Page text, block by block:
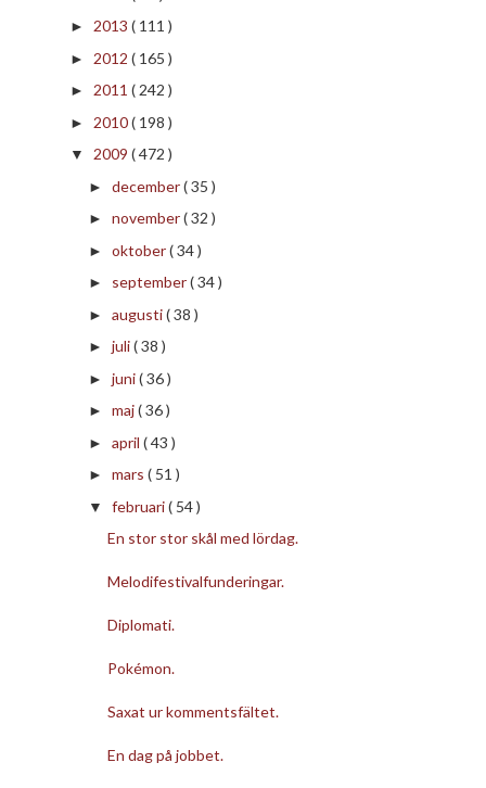
► 2013 ( 111 )
► 2012 ( 165 )
► 2011 ( 242 )
► 2010( 198 )
▼ 2009 ( 472 )
► december( 35 )
► november( 32 )
► oktober( 34 )
► september( 34 )
► augusti( 38 )
► juli( 38 )
► juni( 36 )
► maj( 36 )
► april ( 43 )
► mars ( 51 )
▼ februari( 54 )
En stor stor skål med lördag.
Melodifestivalfunderingar.
Diplomati.
Pokémon.
Saxat ur kommentsfältet.
En dag på jobbet.